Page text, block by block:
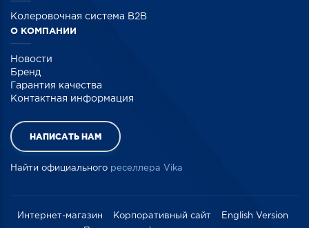
Колеровочная система B2B
О КОМПАНИИ
Новости
Бренд
Гарантия качества
Контактная информация
НАПИСАТЬ НАМ
Найти официального реселлера Vika
Интернет-магазин Корпоративный сайт
English Version